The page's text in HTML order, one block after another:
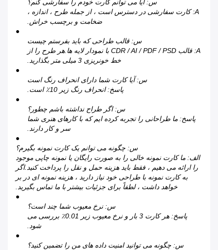
س: آیا می توانم کارت خودم را سفارشی کنم؟
A: کارت سفارشی در دسترس است ، از جمله طرح ، اندازه ،
ضخامت و برچسب خراش.
●
س: قالب طراحی که باید بفرستم چیست
A: قالب CDR / AI / PDF / PSD با نمودار لایه ها.هر طرح را از
خط خونریزی 3 میلی متر بگذارید.
●
س: آیا کارت شما دارای انحراف رنگ است
پاسخ: انحراف رنگ زیر 10٪ است.
●
س: اگر طراح نداشته باشم چطور؟
پاسخ: ما طراحانی را تجربه کرده ایم که با کارهای هنری شما
سر و کار دارند.
●
س: چگونه می توانم یک کارت نمونه بگیرم؟
الف: ما کارت نمونه خالی را به صورت رایگان یا نمونه چاپی موجود
را ارائه می دهیم ، فقط باید هزینه حمل و نقل را پرداخت کنید.اگر
به کارت نمونه با طراحی خود نیاز دارید ، هزینه نمونه ای در بر
خواهد داشت ، لطفاً برای جزئیات بیشتر با ما تماس بگیرید.
●
س: نرخ معیوب شما چند است؟
پاسخ: هر کارت 3 بار و نرخ معیوب زیر 0.01٪ بررسی می
شود.
●
س: چگونه می توانید امنیت داده های من را تضمین کنید؟